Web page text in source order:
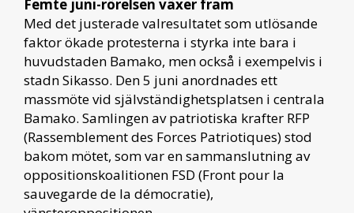
Femte juni-rörelsen växer fram
Med det justerade valresultatet som utlösande
faktor ökade protesterna i styrka inte bara i
huvudstaden Bamako, men också i exempelvis i
stadn Sikasso. Den 5 juni anordnades ett
massmöte vid självständighetsplatsen i centrala
Bamako. Samlingen av patriotiska krafter RFP
(Rassemblement des Forces Patriotiques) stod
bakom mötet, som var en sammanslutning av
oppositionskoalitionen FSD (Front pour la
sauvegarde de la démocratie),